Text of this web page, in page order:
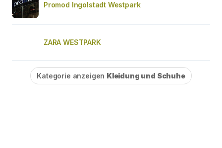
Promod Ingolstadt Westpark
ZARA WESTPARK
Kategorie anzeigen Kleidung und Schuhe